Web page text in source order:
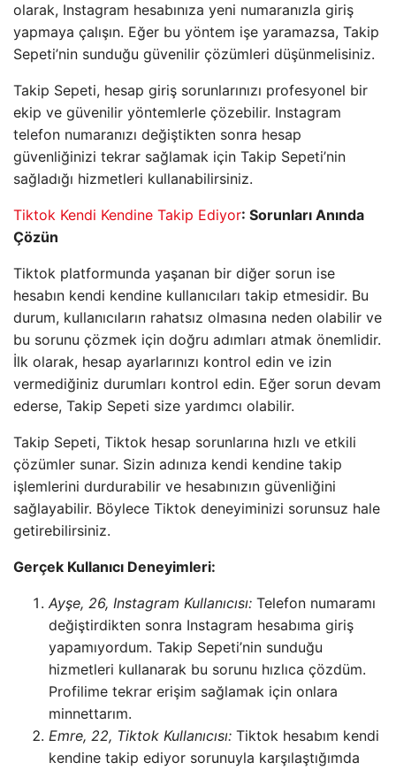
olarak, Instagram hesabınıza yeni numaranızla giriş
yapmaya çalışın. Eğer bu yöntem işe yaramazsa, Takip
Sepeti’nin sunduğu güvenilir çözümleri düşünmelisiniz.
Takip Sepeti, hesap giriş sorunlarınızı profesyonel bir
ekip ve güvenilir yöntemlerle çözebilir. Instagram
telefon numaranızı değiştikten sonra hesap
güvenliğinizi tekrar sağlamak için Takip Sepeti’nin
sağladığı hizmetleri kullanabilirsiniz.
Tiktok Kendi Kendine Takip Ediyor: Sorunları Anında
Çözün
Tiktok platformunda yaşanan bir diğer sorun ise
hesabın kendi kendine kullanıcıları takip etmesidir. Bu
durum, kullanıcıların rahatsız olmasına neden olabilir ve
bu sorunu çözmek için doğru adımları atmak önemlidir.
İlk olarak, hesap ayarlarınızı kontrol edin ve izin
vermediğiniz durumları kontrol edin. Eğer sorun devam
ederse, Takip Sepeti size yardımcı olabilir.
Takip Sepeti, Tiktok hesap sorunlarına hızlı ve etkili
çözümler sunar. Sizin adınıza kendi kendine takip
işlemlerini durdurabilir ve hesabınızın güvenliğini
sağlayabilir. Böylece Tiktok deneyiminizi sorunsuz hale
getirebilirsiniz.
Gerçek Kullanıcı Deneyimleri:
Ayşe, 26, Instagram Kullanıcısı: Telefon numaramı
değiştirdikten sonra Instagram hesabıma giriş
yapamıyordum. Takip Sepeti’nin sunduğu
hizmetleri kullanarak bu sorunu hızlıca çözdüm.
Profilime tekrar erişim sağlamak için onlara
minnettarım.
Emre, 22, Tiktok Kullanıcısı: Tiktok hesabım kendi
kendine takip ediyor sorunuyla karşılaştığımda